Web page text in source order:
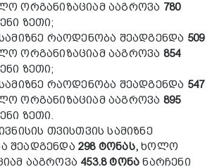
ორგანიზაციამ ააგროვა 780
ზეთი;
რაოდენობა შეადგენდა 509
ორგანიზაციამ ააგროვა 854
ზეთი;
რაოდენობა შეადგენდა 547
ორგანიზაციამ ააგროვა 895
ზეთი.
თვისთვის სამიზნე
შეადგენდა 298 ტონას, ხოლო
ააგროვა 453.8 ტონა ნარჩენი